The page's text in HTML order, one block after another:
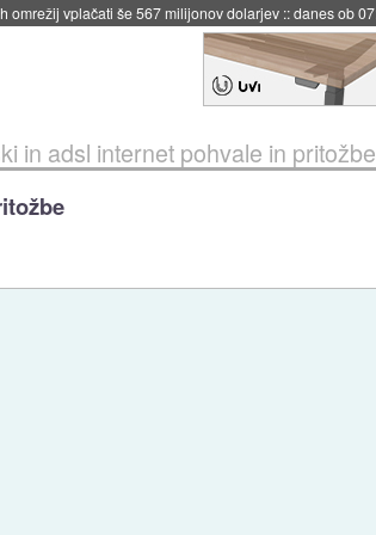
::včeraj ob 21:37
in adsl internet pohvale in pritožbe